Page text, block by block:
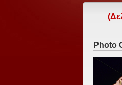
Photo